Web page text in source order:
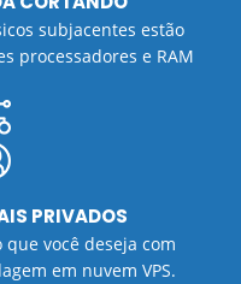
subjacentes estão
processadores e RAM
PRIVADOS
você deseja com
em nuvem VPS.